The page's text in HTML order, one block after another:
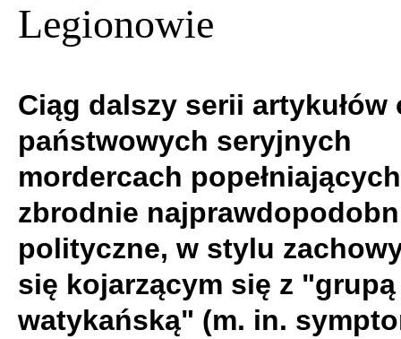
Legionowie
Ciąg dalszy serii artykułów
państwowych seryjnych
mordercach popełniających
zbrodnie
polityczne, w stylu
się kojarzącym się z "grupą
watykańską" (m. in.